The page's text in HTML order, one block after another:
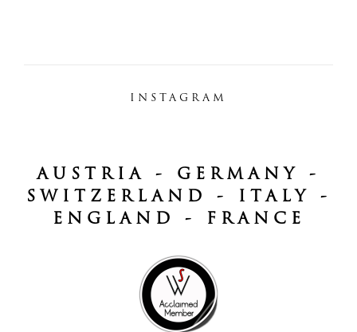
INSTAGRAM
AUSTRIA - GERMANY -
SWITZERLAND - ITALY -
ENGLAND - FRANCE